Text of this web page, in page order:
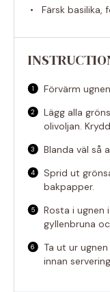
Färsk basilika,
Förvärm
Lägg alla
olivoljan.
Blanda väl så
Sprid ut
bakpapper.
Rosta i ugnen
gyllenbruna
Ta ut ur
innan